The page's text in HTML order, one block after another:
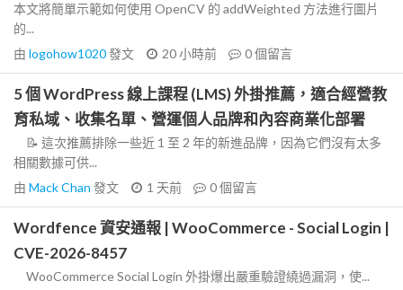
本文將簡單示範如何使用 OpenCV 的 addWeighted 方法進行圖片
的...
由 logohow1020發文 20 小時前 0個留言
5 個 WordPress 線上課程 (LMS) 外掛推薦，適合經營教
育私域、收集名單、營運個人品牌和內容商業化部署
📝 這次推薦排除一些近 1 至 2 年的新進品牌，因為它們沒有太多
相關數據可供...
由 Mack Chan 發文 1 天前 0個留言
Wordfence 資安通報 | WooCommerce - Social Login |
CVE-2026-8457
WooCommerce Social Login 外掛爆出嚴重驗證繞過漏洞，使...